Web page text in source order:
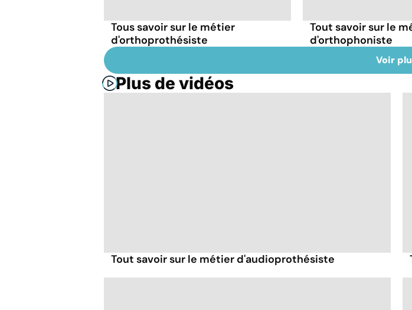
Tous savoir sur le métier
d'orthoprothésiste
Tout savoir sur le
d'orthophoniste
Voir
Plus de vidéos
Tout savoir sur le métier d'audioprothésiste